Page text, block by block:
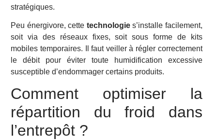
stratégiques.
Peu énergivore, cette technologies’installe facilement,
soit via des réseaux fixes, soit sous forme de kits
mobiles temporaires. Il faut veiller à régler correctement
le débit pour éviter toute humidification excessive
susceptible d’endommager certains produits.
Comment optimiser la
répartition du froid dans
l’entrepôt ?